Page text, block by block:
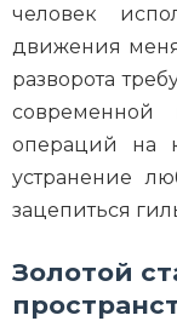
человек
движения
разворота
современной
операций на
устранение
зацепиться
Золотой